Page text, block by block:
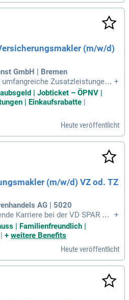
orientierte Investoren. Hie
zu Versicherung und
zu beraten. Bringen Si
Sie von der Kombination
und Immobilien. Lassen Sie un
Ihrer Kunden fördern u
(m/w/d)
GmbH | Bremen
Zusatzleistungen
und Facharzt-Service.
und schaffen ein respektvoll
unabhängig von H
in Deutschland
Prämienvolumen beträgt etwa
Unternehmenspräsenz erstreck
sowie vier weitere europäisch
unsere Expertise in Versicherun
von hochwertigen Corporate
+
| Jobticket – ÖPNV |
| Einkaufsrabatte |
Heute veröffentlicht
(m/w/d) VZ od. TZ
AG | 5020
Karriere bei der VD SPAR Ver
erfahrenen Versicherungsm
Team und unterstüt
sowie selbständige Kaufleute in
Sie sich jetzt!
+
| Familienfreundlich |
| + weitere Benefits
Heute veröffentlicht